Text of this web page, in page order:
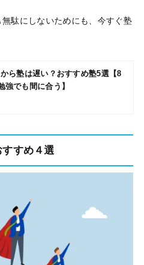
駄にしないためにも、今すぐ塾
ら塾は遅い？おすすめ塾5選【8
強でも間に合う】
すめ４選